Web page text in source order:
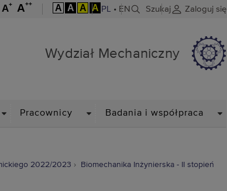
A+ A++ A A A A PL • EN Szukaj Zaloguj się
Wydział Mechaniczny
Pracownicy Badania i współpraca
2022/2023
Biomechanika Inżynierska - II stopień